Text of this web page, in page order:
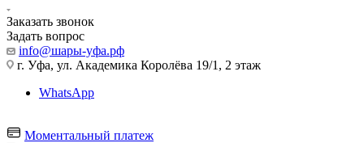
Заказать звонок
Задать вопрос
info@шары-уфа.рф
г. Уфа, ул. Академика Королёва 19/1, 2 этаж
WhatsApp
Моментальный платеж